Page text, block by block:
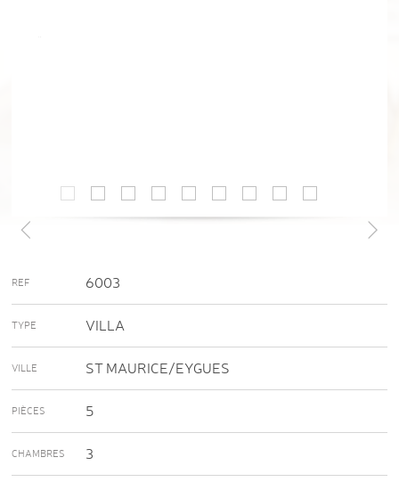
REF 6003
TYPE VILLA
VILLE ST MAURICE/EYGUES
PIÈCES 5
CHAMBRES 3